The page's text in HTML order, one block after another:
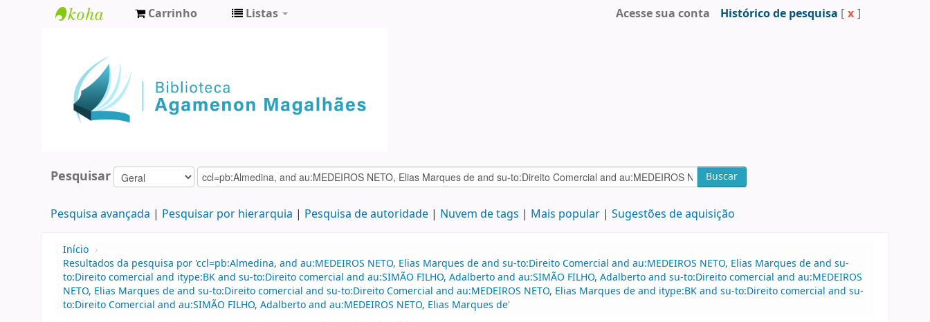
Agamenon
Magalhães
Carrinho Listas Acesse sua conta Histórico de pesquisa [ x ]
Pesquisar Buscar
Pesquisa avançada Pesquisar por hierarquia Pesquisa de autoridade Nuvem de tags Mais popular Sugestões de aquisição
Início ›
Resultados da pesquisa por 'ccl=pb:Almedina, and au:MEDEIROS NETO, Elias Marques de and su-to:Direito Comercial and au:MEDEIROS NETO, Elias Marques de and su-
to:Direito comercial and itype:BK and su-to:Direito comercial and au:SIMÃO FILHO, Adalberto and au:SIMÃO FILHO, Adalberto and su-to:Direito comercial and au:MEDEIROS
NETO, Elias Marques de and su-to:Direito comercial and su-to:Direito Comercial and au:MEDEIROS NETO, Elias Marques de and itype:BK and su-to:Direito comercial and su-
to:Direito Comercial and au:SIMÃO FILHO, Adalberto and au:MEDEIROS NETO, Elias Marques de'